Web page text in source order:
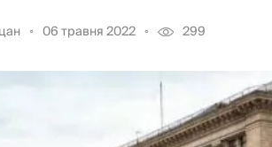
06 травня 2022 299